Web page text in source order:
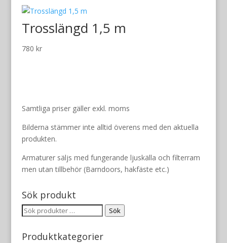
Trosslängd 1,5 m
780 kr
Samtliga priser gäller exkl. moms
Bilderna stämmer inte alltid överens med den aktuella
produkten.
Armaturer säljs med fungerande ljuskälla och filterram
men utan tillbehör (Barndoors, hakfäste etc.)
Sök produkt
Sök
Sök
Produktkategorier